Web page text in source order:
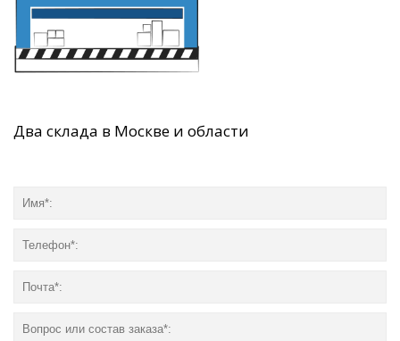
Два склада в Москве и области